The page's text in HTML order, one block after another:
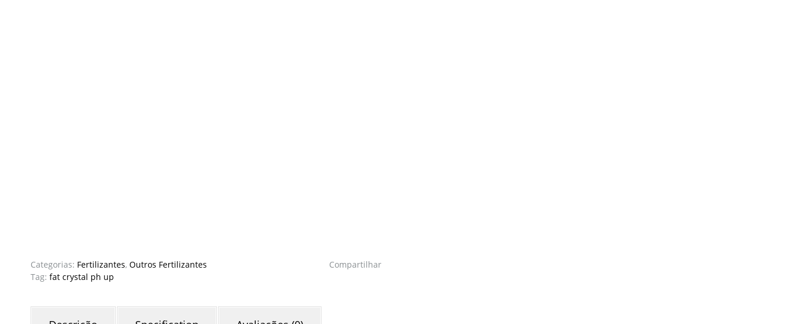
Categorias: Fertilizantes, Outros Fertilizantes
Tag: fat crystal ph up
Compartilhar